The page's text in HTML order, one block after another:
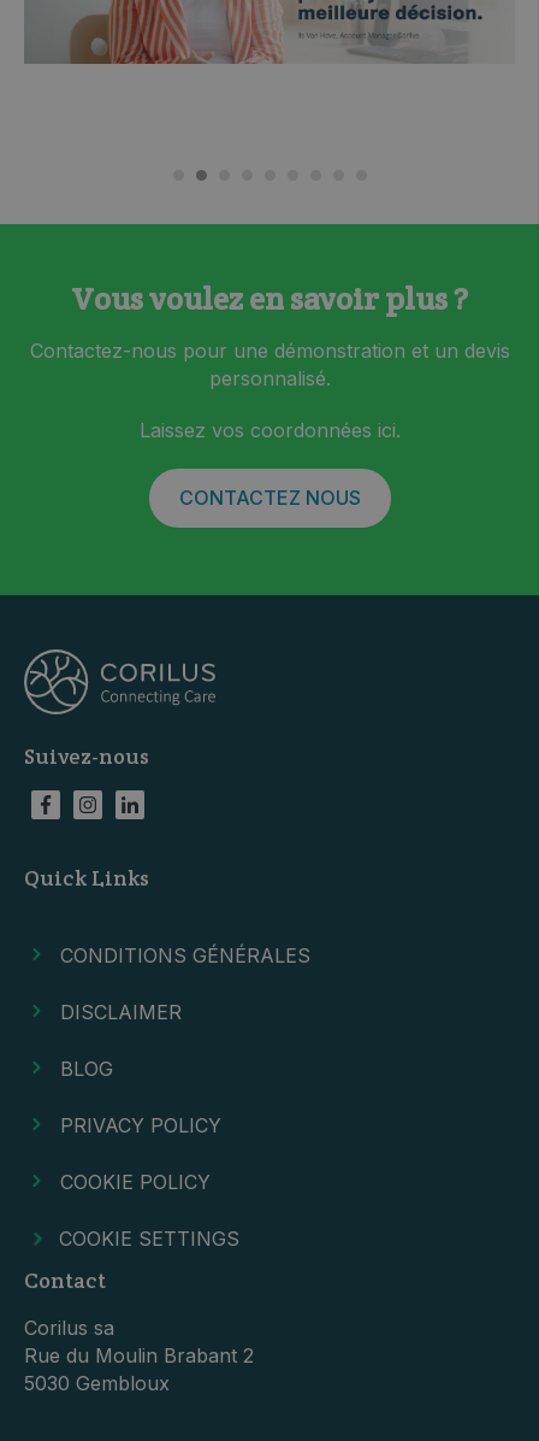
Vous voulez en savoir plus ?
Contactez-nous pour une démonstration et un devis
personnalisé.
Laissez vos coordonnées ici.
CONTACTEZ NOUS
Suivez-nous
Quick Links
CONDITIONS GÉNÉRALES
DISCLAIMER
BLOG
PRIVACY POLICY
COOKIE POLICY
COOKIE SETTINGS
Contact
Corilus sa
Rue du Moulin Brabant 2
5030 Gembloux